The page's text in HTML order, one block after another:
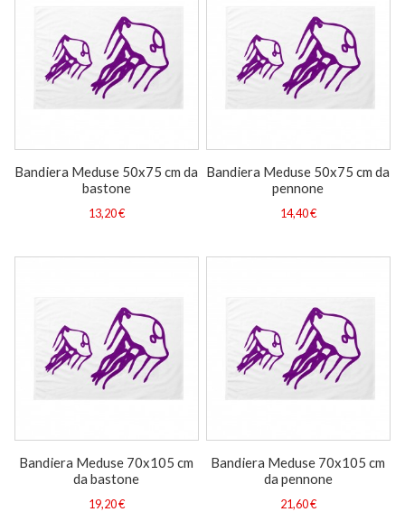
Bandiera Meduse 50x75 cm da
bastone
13,20 €
Bandiera Meduse 50x75 cm da
pennone
14,40 €
Bandiera Meduse 70x105 cm
da bastone
19,20 €
Bandiera Meduse 70x105 cm
da pennone
21,60 €